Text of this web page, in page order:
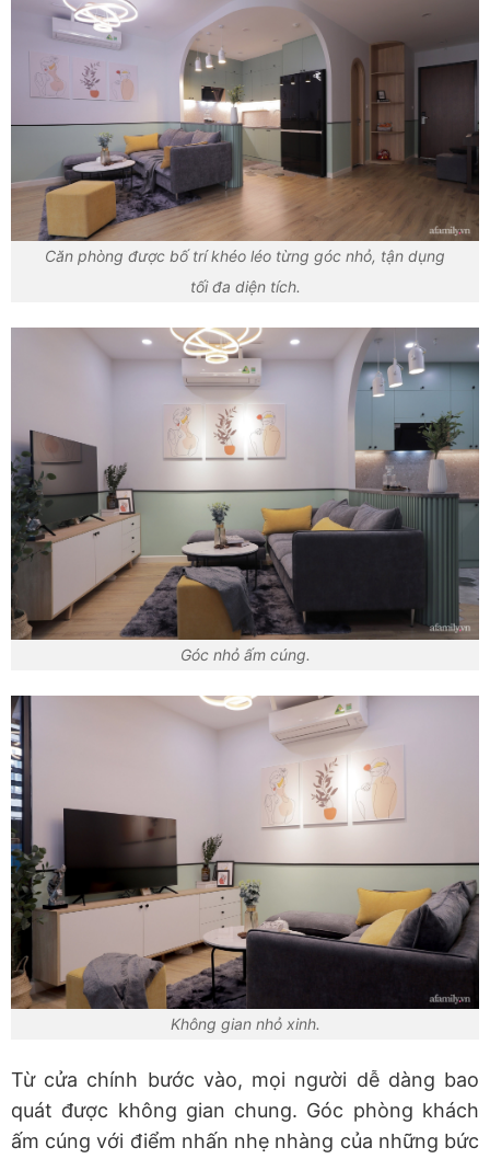
Căn phòng được bố trí khéo léo từng góc nhỏ, tận dụng
tối đa diện tích.
Góc nhỏ ấm cúng.
Không gian nhỏ xinh.
Từ cửa chính bước vào, mọi người dễ dàng bao
quát được không gian chung. Góc phòng khách
ấm cúng với điểm nhấn nhẹ nhàng của những bức